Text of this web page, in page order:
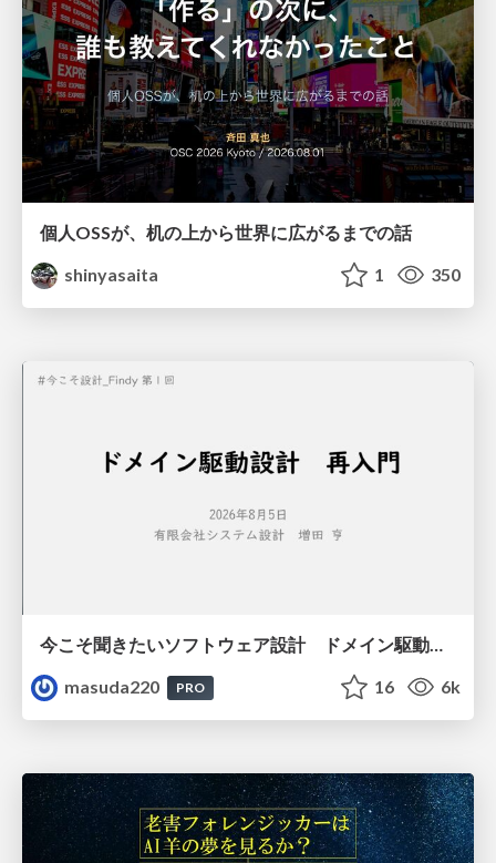
個人OSSが、机の上から世界に広がるまでの話
shinyasaita
1 350
今こそ聞きたいソフトウェア設計 ドメイン駆動設計再入門
masuda220
PRO 16 6k